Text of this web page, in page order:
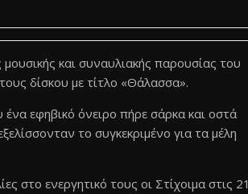
και συναυλιακής παρουσίας του
δίσκου με τίτλο «Θάλασσα».
εφηβικό όνειρο πήρε σάρκα και οστά
το συγκεκριμένο για τα μέλη
στο ενεργητικό τους οι Στίχοιμα στις 21